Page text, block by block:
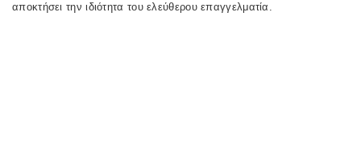
αποκτήσει την ιδιότητα του ελεύθερου επαγγελματία.